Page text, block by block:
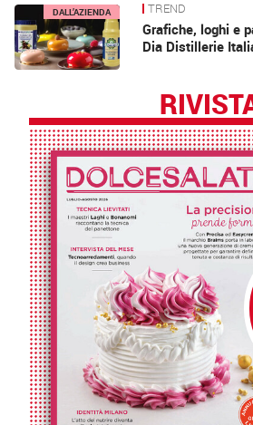
News DALL’AZIENDA TREND
Grafiche, loghi e
Dia Distillerie